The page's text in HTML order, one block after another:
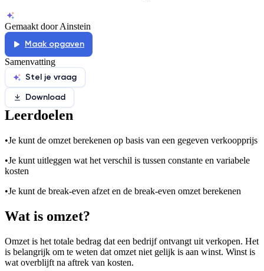
Gemaakt door Ainstein
Maak opgaven
Samenvatting
Stel je vraag
Download
Leerdoelen
•Je kunt de omzet berekenen op basis van een gegeven verkoopprijs
•Je kunt uitleggen wat het verschil is tussen constante en variabele
kosten
•Je kunt de break-even afzet en de break-even omzet berekenen
Wat is omzet?
Omzet is het totale bedrag dat een bedrijf ontvangt uit verkopen. Het
is belangrijk om te weten dat omzet niet gelijk is aan winst. Winst is
wat overblijft na aftrek van kosten.